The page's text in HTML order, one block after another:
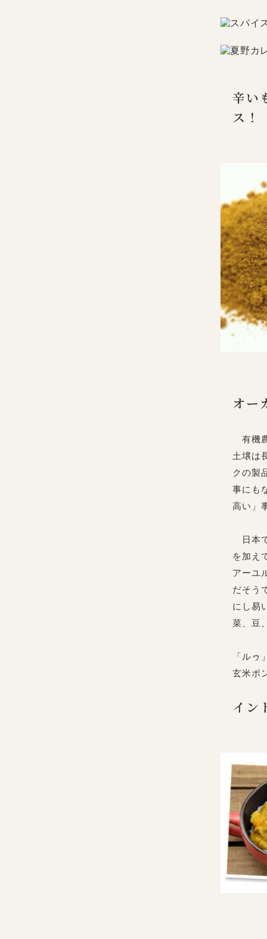
辛い
ス！
オー
有機
土壌は
クの製
事にも
高い」
日本
を加え
アーユ
だそう
にし易
菜、豆
「ル
玄米ポ
イン